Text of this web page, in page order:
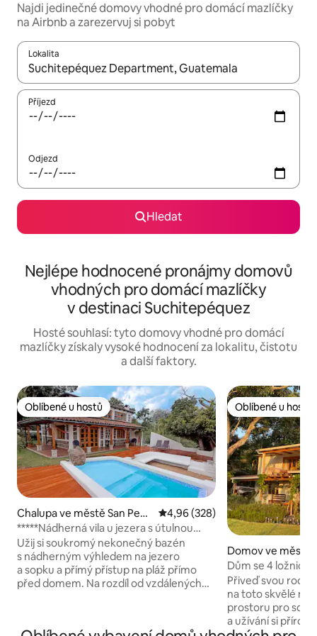
Najdi jedinečné domovy vhodné pro domácí mazlíčky
na Airbnb a zarezervuj si pobyt
Lokalita
Až budou výsledky k dispozici, můžeš si je procházet pomocí
Příjezd
Odjezd
Hledat
Nejlépe hodnocené pronájmy domovů
vhodných pro domácí mazlíčky
v destinaci Suchitepéquez
Hosté souhlasí: tyto domovy vhodné pro domácí
mazlíčky získaly vysoké hodnocení za lokalitu, čistotu
a další faktory.
Oblíbené u hostů
Oblíbené u hostů
Chalupa ve městě San Pedr
o La Laguna
Průměrné hodnocení 4,96 z 5,
4,96 (328)
*****Nádherná vila u jezera s útulnou
pláží
Užij si soukromý nekonečný bazén
s nádherným výhledem na jezero
a sopku a přímý přístup na pláž přímo
před domem. Na rozdíl od vzdálených
Oblíbené u hostů
Oblíbené u hostů
Domov ve městě
titlán
Dům se 4
výhled na jezero
Přiveď svou
na toto skvělé
prostoru pro
a užívání si